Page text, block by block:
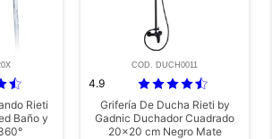
Rieti
Baño y
COD. DUCH0011
4.9
Grifería De Ducha Rieti by
Gadnic Duchador Cuadrado
20x20 cm Negro Mate